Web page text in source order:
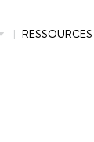
RESSOURCES